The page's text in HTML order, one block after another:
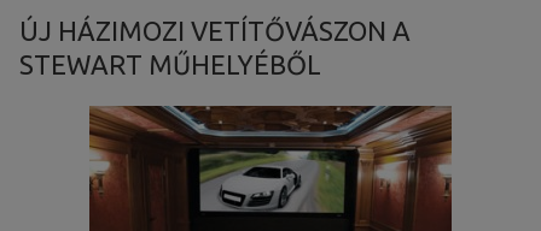
ÚJ HÁZIMOZI VETÍTŐVÁSZON A
STEWART MŰHELYÉBŐL